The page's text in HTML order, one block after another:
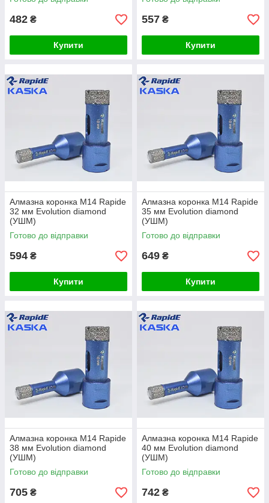
482 ₴
Купити
557 ₴
Купити
Алмазна коронка М14 Rapide
32 мм Evolution diamond
(УШМ)
Готово до відправки
594 ₴
Купити
Алмазна коронка М14 Rapide
35 мм Evolution diamond
(УШМ)
Готово до відправки
649 ₴
Купити
Алмазна коронка М14 Rapide
38 мм Evolution diamond
(УШМ)
Готово до відправки
705 ₴
Алмазна коронка М14 Rapide
40 мм Evolution diamond
(УШМ)
Готово до відправки
742 ₴